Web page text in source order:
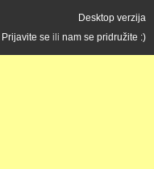
Desktop verzija
Prijavite se ili nam se pridružite :)